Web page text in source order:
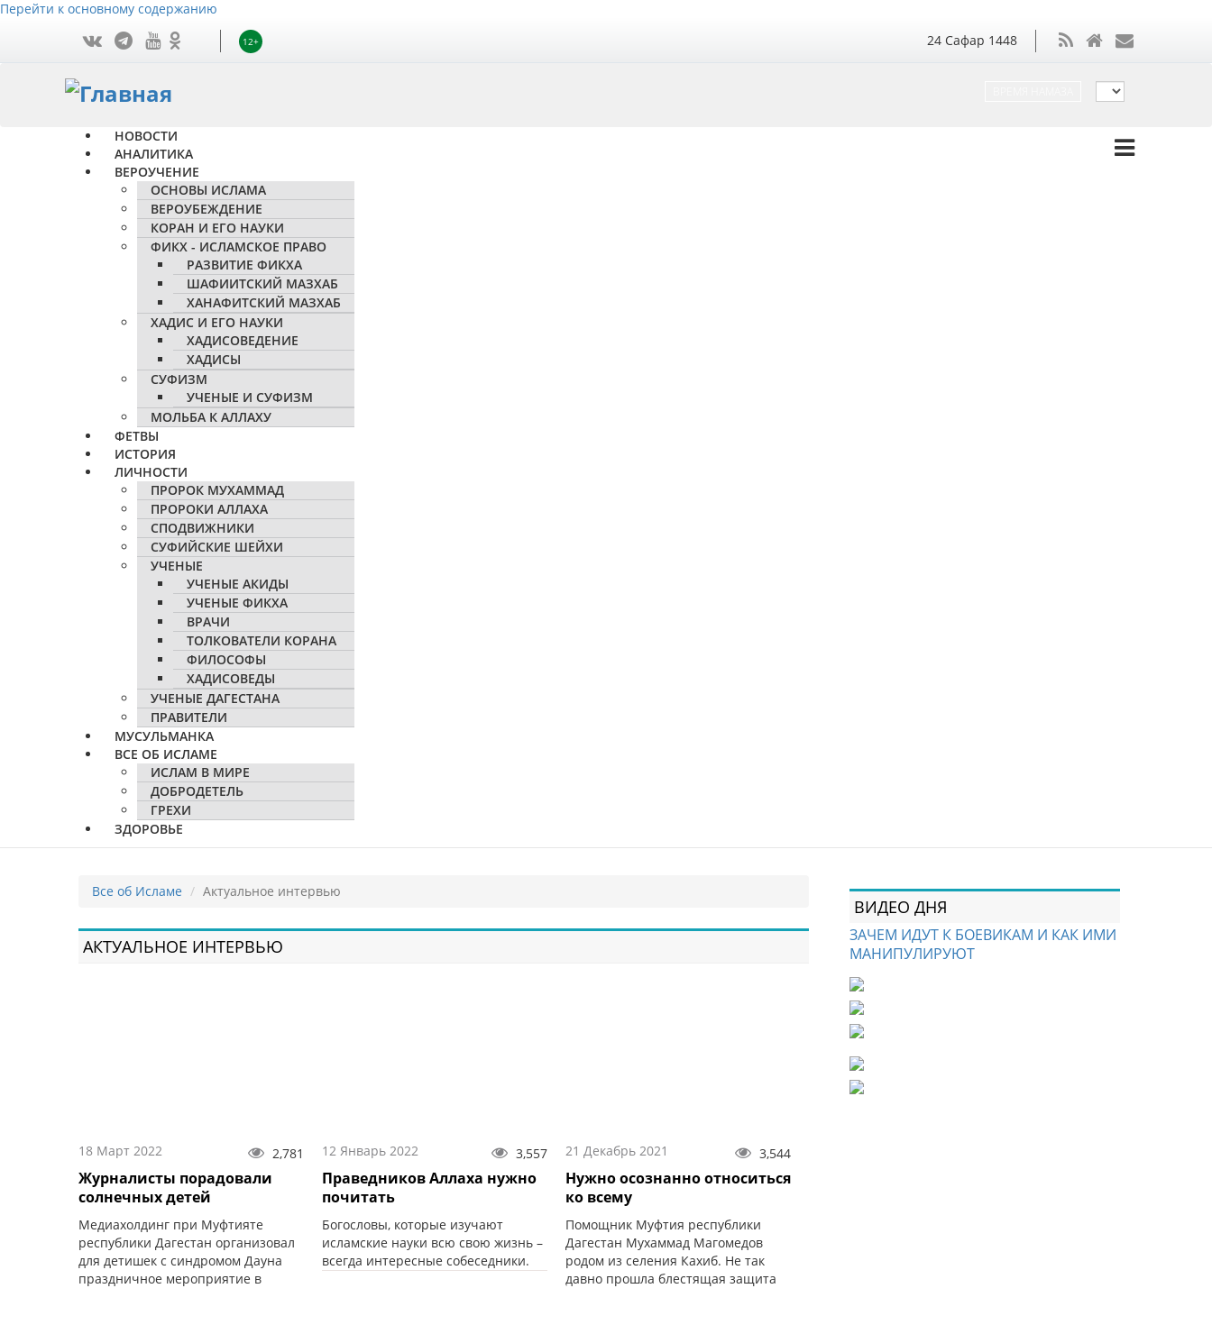
Перейти к основному содержанию
12+ 24 Сафар 1448
НОВОСТИ
АНАЛИТИКА
ВЕРОУЧЕНИЕ
ОСНОВЫ ИСЛАМА
ВЕРОУБЕЖДЕНИЕ
КОРАН И ЕГО НАУКИ
ФИКХ - ИСЛАМСКОЕ ПРАВО
РАЗВИТИЕ ФИКХА
ШАФИИТСКИЙ МАЗХАБ
ХАНАФИТСКИЙ МАЗХАБ
ХАДИС И ЕГО НАУКИ
ХАДИСОВЕДЕНИЕ
ХАДИСЫ
СУФИЗМ
УЧЕНЫЕ И СУФИЗМ
МОЛЬБА К АЛЛАХУ
ФЕТВЫ
ИСТОРИЯ
ЛИЧНОСТИ
ПРОРОК МУХАММАД
ПРОРОКИ АЛЛАХА
СПОДВИЖНИКИ
СУФИЙСКИЕ ШЕЙХИ
УЧЕНЫЕ
УЧЕНЫЕ АКИДЫ
УЧЕНЫЕ ФИКХА
ВРАЧИ
ТОЛКОВАТЕЛИ КОРАНА
ФИЛОСОФЫ
ХАДИСОВЕДЫ
УЧЕНЫЕ ДАГЕСТАНА
ПРАВИТЕЛИ
МУСУЛЬМАНКА
ВСЕ ОБ ИСЛАМЕ
ИСЛАМ В МИРЕ
ДОБРОДЕТЕЛЬ
ГРЕХИ
ЗДОРОВЬЕ
Все об Исламе Актуальное интервью
АКТУАЛЬНОЕ ИНТЕРВЬЮ
18 Март 2022 2,781
Журналисты порадовали
солнечных детей
Медиахолдинг при Муфтияте
республики Дагестан организовал
для детишек с синдромом Дауна
праздничное мероприятие в
12 Январь 2022 3,557
Праведников Аллаха нужно
почитать
Богословы, которые изучают
исламские науки всю свою жизнь –
всегда интересные собеседники.
21 Декабрь 2021 3,544
Нужно осознанно относиться
ко всему
Помощник Муфтия республики
Дагестан Мухаммад Магомедов
родом из селения Кахиб. Не так
давно прошла блестящая защита
ВИДЕО ДНЯ
ЗАЧЕМ ИДУТ К БОЕВИКАМ И КАК ИМИ
МАНИПУЛИРУЮТ